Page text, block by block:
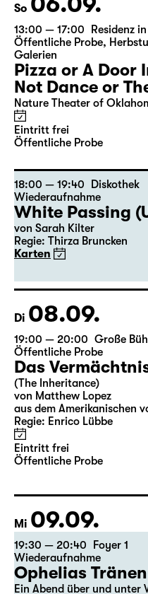
So 06.09.
13:00 — 17:00 Residenz
Öffentliche Probe,
Galerien
Pizza or A Door
Not Dance or
Eintritt frei
Öffentliche Probe
18:00 — 19:40 Diskothek
Wiederaufnahme
vonSarah Kilter
Karten
Di 08.09.
19:00 — 20:00 Große
Öffentliche Probe
Das Vermächtnis
(The Inheritance)
von Matthew Lopez
aus dem Amerikanischen
Öffentliche Probe
Mi 09.09.